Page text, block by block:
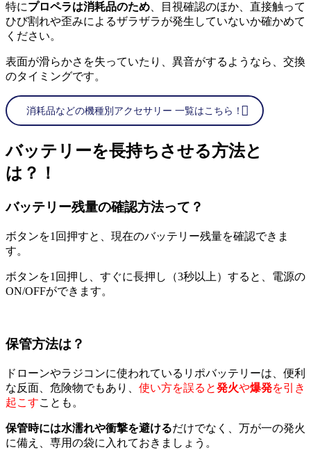
特にプロペラは消耗品のため 、目視確認のほか、直接触って
ひび割れや歪みによるザラザラが発生していないか確かめて
ください。
表面が滑らかさを失っていたり、異音がするようなら、交換
のタイミングです。
消耗品などの機種別アクセサリー 一覧はこちら！
バッテリーを長持ちさせる方法と
は？！
バッテリー残量の確認方法って？
ボタンを1回押すと、現在のバッテリー残量を確認できま
す。
ボタンを1回押し、すぐに長押し（3秒以上）すると、電源の
ON/OFFができます。
保管方法は？
ドローンやラジコンに使われているリポバッテリーは、便利
な反面、危険物でもあり、 使い方を誤ると発火や爆発を引き
起こすことも。
保管時には水濡れや衝撃を避けるだけでなく、万が一の発火
に備え、専用の袋に入れておきましょう。